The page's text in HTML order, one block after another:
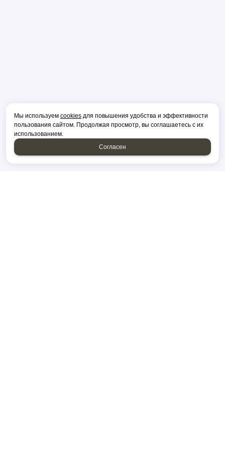
Мы используем cookies для повышения удобства и эффективности
пользования сайтом. Продолжая просмотр, вы соглашаетесь с их
использованием.
Согласен